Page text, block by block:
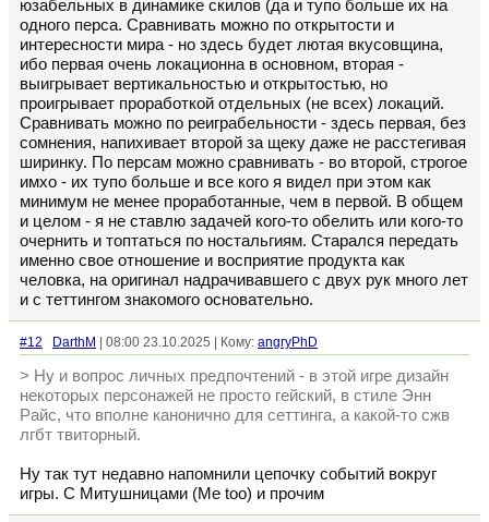
юзабельных в динамике скилов (да и тупо больше их на
одного перса. Сравнивать можно по открытости и
интересности мира - но здесь будет лютая вкусовщина,
ибо первая очень локационна в основном, вторая -
выигрывает вертикальностью и открытостью, но
проигрывает проработкой отдельных (не всех) локаций.
Сравнивать можно по реиграбельности - здесь первая, без
сомнения, напихивает второй за щеку даже не расстегивая
ширинку. По персам можно сравнивать - во второй, строгое
имхо - их тупо больше и все кого я видел при этом как
минимум не менее проработанные, чем в первой. В общем
и целом - я не ставлю задачей кого-то обелить или кого-то
очернить и топтаться по ностальгиям. Старался передать
именно свое отношение и восприятие продукта как
человка, на оригинал надрачивавшего с двух рук много лет
и с теттингом знакомого основательно.
#12 DarthM | 08:00 23.10.2025 | Кому: angryPhD
> Ну и вопрос личных предпочтений - в этой игре дизайн
некоторых персонажей не просто гейский, в стиле Энн
Райс, что вполне канонично для сеттинга, а какой-то сжв
лгбт твиторный.
Ну так тут недавно напомнили цепочку событий вокруг
игры. С Митушницами (Me too) и прочим